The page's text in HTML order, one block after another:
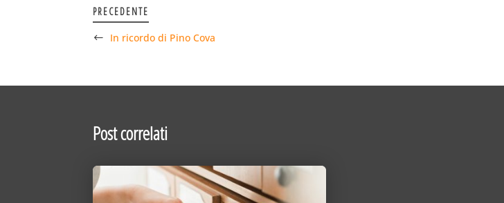
PRECEDENTE
In ricordo di Pino Cova
Post correlati